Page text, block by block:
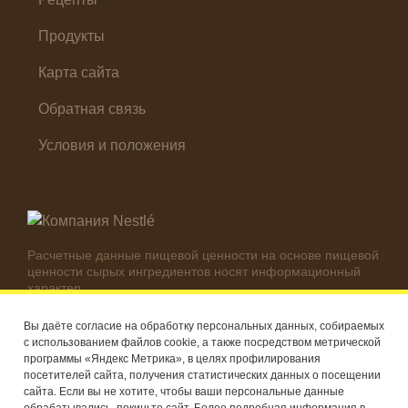
Продукты
Карта сайта
Обратная связь
Условия и положения
Расчетные данные пищевой ценности на основе пищевой
ценности сырых ингредиентов носят информационный
характер.
используемых ингредиентов.
© Компания Nestlé, 2026 г. Все права защищены
®Владелец товарных знаков: Société des Produits Nestlé S.A.
(Швейцария)
Вы даёте согласие на обработку персональных данных, собираемых
с использованием файлов cookie, а также посредством метрической
программы «Яндекс Метрика», в целях профилирования
посетителей сайта, получения статистических данных о посещении
сайта. Если вы не хотите, чтобы ваши персональные данные